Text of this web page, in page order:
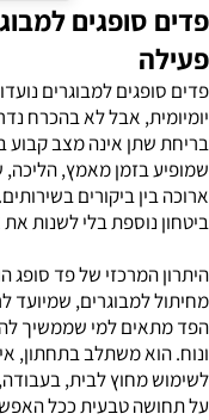
פדים סופגים
פעילה
פדים סופגים למבוגרים
יומיומית, אבל לא בהכרח
בריחת שתן אינה מצב קבוע
שמופיע בזמן מאמץ,
ארוכה בין ביקורים
ביטחון נוספת בלי לשנות
היתרון המרכזי של פד סופג
מחיתול למבוגרים, שמיועד
הפד מתאים למי שממשיך
ונוח. הוא משתלב בתחתון,
לשימוש מחוץ לבית,
על תחושה טבעית ככל